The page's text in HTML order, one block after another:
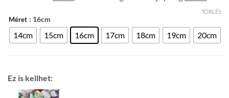
Méret : 16cm
14cm 15cm 16cm 17cm 18cm 19cm 20cm
TÖRLÉS
Ez is kellhet: